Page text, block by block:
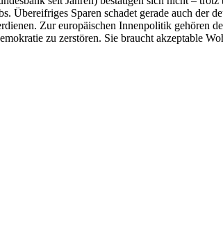
Sparen schadet gerade auch der
Zur europäischen Innenpolitik gehören
zu zerstören. Sie braucht akzeptable